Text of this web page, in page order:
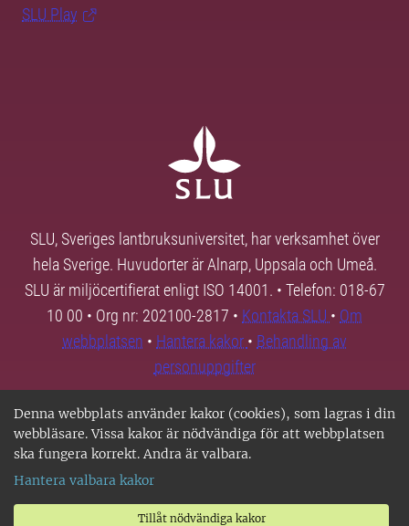
Denna webbplats använder kakor (cookies), som lagras i din
webbläsare. Vissa kakor är nödvändiga för att webbplatsen
ska fungera korrekt. Andra är valbara.
Hantera valbara kakor
Tillåt nödvändiga kakor
SLU Play
SLU, Sveriges lantbruksuniversitet, har verksamhet över
hela Sverige. Huvudorter är Alnarp, Uppsala och Umeå.
SLU är miljöcertifierat enligt ISO 14001. • Telefon: 018-67
10 00 • Org nr: 202100-2817 • Kontakta SLU • Om
webbplatsen • Hantera kakor • Behandling av
personuppgifter